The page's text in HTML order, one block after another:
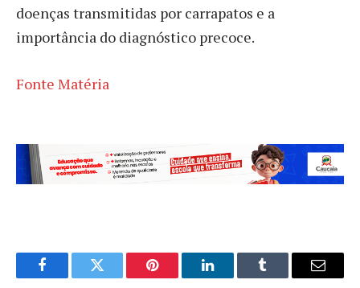
doenças transmitidas por carrapatos e a
importância do diagnóstico precoce.
Fonte Matéria
FacebookTwitter Pinterest LinkedInTumblr Email